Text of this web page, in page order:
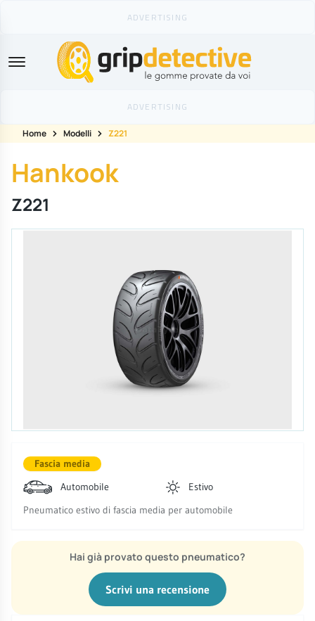
GripDetective
Home Modelli Z221
Hankook
Z221
Fascia media
Automobile
Estivo
Pneumatico estivo di fascia media per automobile
Hai già provato questo pneumatico?
Scrivi una recensione